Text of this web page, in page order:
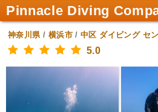
Pinnacle Diving
神奈川県/ 横浜市/中区 ダイビング セ
5.0